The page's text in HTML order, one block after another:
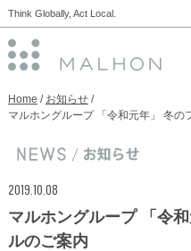
Think Globally, Act Local.
Home
お知らせ
マルホングループ 「令和元年」 冬の
2019.10.08
マルホングループ 「令
ルのご案内